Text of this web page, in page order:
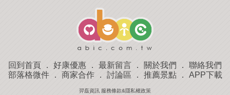
回到首頁 ． 好康優惠 ． 最新留言 ． 關於我們 ． 聯絡我們
部落格微件． 商家合作． 討論區 ． 推薦景點． APP下載
羿磊資訊 服務條款&隱私權政策